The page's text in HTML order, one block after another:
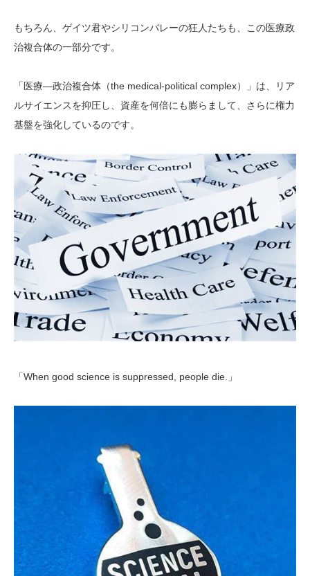
もちろん、ゲイツ君やシリコンバレーの狂人たちも、この医療政
治複合体の一部分です。
「医療―政治複合体（the medical-political complex）」は、リア
ルサイエンスを抑圧し、資産を何倍にも膨らまして、さらに権力
基盤を強化しているのです。
「When good science is suppressed, people die.」